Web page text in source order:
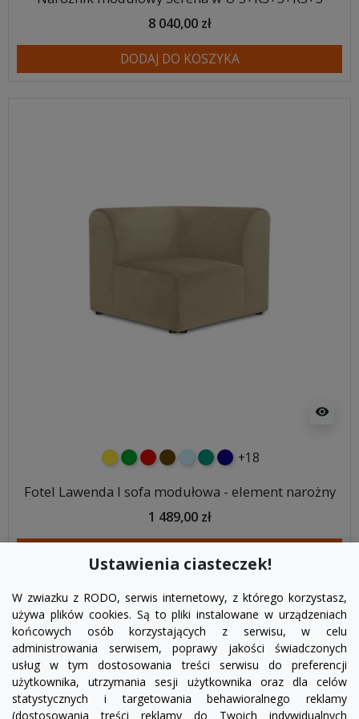
8 040,00 zł
DODAJ DO KOSZYKA
visibility
żółtyzielonyczerwony
czekoladowy
błękitnyturkusowy
granatowy
+18
Fotel Lawenda I sofa modułowa - element narożny
1 489,00 zł
Ustawienia ciasteczek!
W zwiazku z RODO, serwis internetowy, z którego korzystasz,
używa plików cookies. Są to pliki instalowane w urządzeniach
końcowych osób korzystających z serwisu, w celu
administrowania serwisem, poprawy jakości świadczonych
usług w tym dostosowania treści serwisu do preferencji
użytkownika, utrzymania sesji użytkownika oraz dla celów
statystycznych i targetowania behawioralnego reklamy
(dostosowania treści reklamy do Twoich indywidualnych